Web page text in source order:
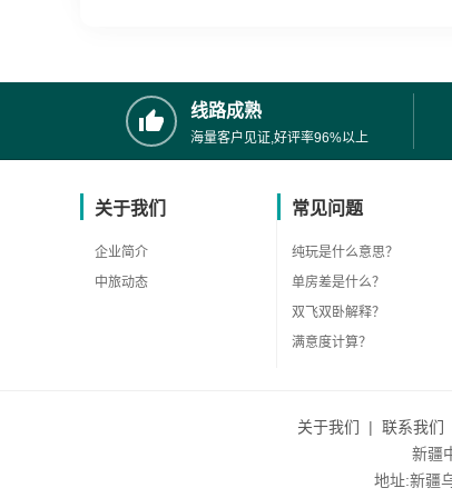
线路成熟
海量客户见证,好评率96%以上
关于我们
企业简介
中旅动态
常见问题
纯玩是什么意思？
单房差是什么？
双飞双卧解释？
满意度计算？
关于我们 | 联系我们
新疆
地址:新疆